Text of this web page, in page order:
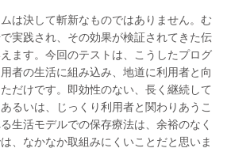
は決して斬新なものではありません。む
実践され、その効果が検証されてきた伝
ます。今回のテストは、こうしたプログ
者の生活に組み込み、地道に利用者と向
だけです。即効性のない、長く継続して
るいは、じっくり利用者と関わりあうこ
生活モデルでの保存療法は、余裕のなく
、なかなか取組みにくいことだと思いま